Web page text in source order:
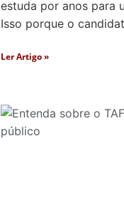
estuda por anos para
Isso porque o
Ler Artigo »